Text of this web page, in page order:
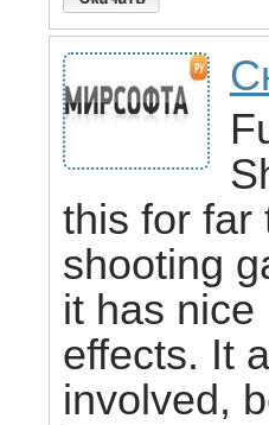
this for far
shooting
it has
effects. It
involved,